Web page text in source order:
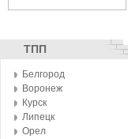
ТПП
Белгород
Воронеж
Курск
Липецк
Орел